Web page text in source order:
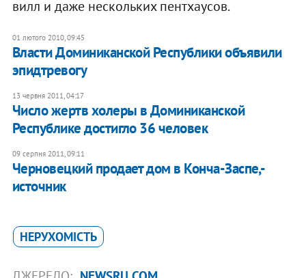
вилл и даже нескольких пентхаусов.
01 лютого 2010, 09:45
Власти Доминиканской Республики объявили
эпидтревогу
13 червня 2011, 04:17
Число жертв холеры в Доминиканской
Республике достигло 36 человек
09 серпня 2011, 09:11
Черновецкий продает дом в Конча-Заспе,-
источник
НЕРУХОМІСТЬ